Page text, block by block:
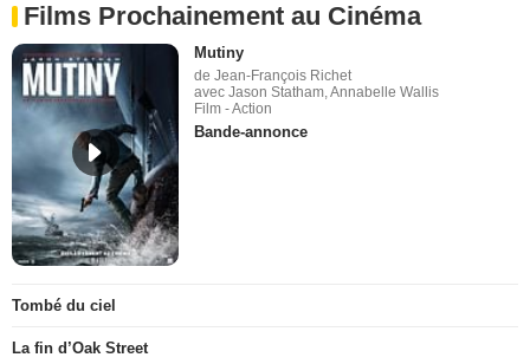
Films Prochainement au Cinéma
Mutiny
de Jean-François Richet
avec Jason Statham, Annabelle Wallis
Film - Action
Bande-annonce
Tombé du ciel
La fin d’Oak Street